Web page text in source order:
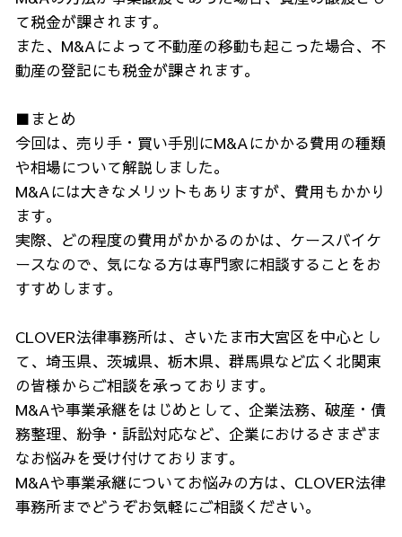
て税金が課されます。
また、M&Aによって不動産の移動も起こった場合、不
動産の登記にも税金が課されます。
■まとめ
今回は、売り手・買い手別にM&Aにかかる費用の種類
や相場について解説しました。
M&Aには大きなメリットもありますが、費用もかかり
ます。
実際、どの程度の費用がかかるのかは、ケースバイケ
ースなので、気になる方は専門家に相談することをお
すすめします。
CLOVER法律事務所は、さいたま市大宮区を中心とし
て、埼玉県、茨城県、栃木県、群馬県など広く北関東
の皆様からご相談を承っております。
M&Aや事業承継をはじめとして、企業法務、破産・債
務整理、紛争・訴訟対応など、企業におけるさまざま
なお悩みを受け付けております。
M&Aや事業承継についてお悩みの方は、CLOVER法律
事務所までどうぞお気軽にご相談ください。